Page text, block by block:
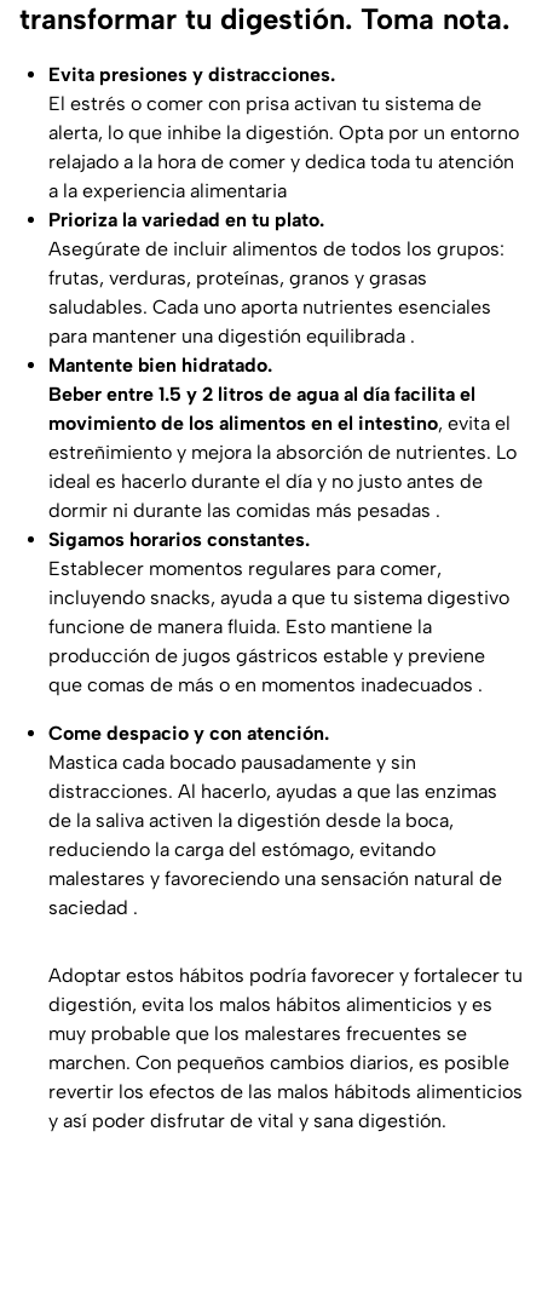
transformar tu digestión. Toma nota.
Evita presiones y distracciones.
El estrés o comer con prisa activan tu sistema de
alerta, lo que inhibe la digestión. Opta por un entorno
relajado a la hora de comer y dedica toda tu atención
a la experiencia alimentaria
Prioriza la variedad en tu plato.
Asegúrate de incluir alimentos de todos los grupos:
frutas, verduras, proteínas, granos y grasas
saludables. Cada uno aporta nutrientes esenciales
para mantener una digestión equilibrada .
Mantente bien hidratado.
Beber entre 1.5 y 2 litros de agua al día facilita el
movimiento de los alimentos en el intestino, evita el
estreñimiento y mejora la absorción de nutrientes. Lo
ideal es hacerlo durante el día y no justo antes de
dormir ni durante las comidas más pesadas .
Sigamos horarios constantes.
Establecer momentos regulares para comer,
incluyendo snacks, ayuda a que tu sistema digestivo
funcione de manera fluida. Esto mantiene la
producción de jugos gástricos estable y previene
que comas de más o en momentos inadecuados .
Come despacio y con atención.
Mastica cada bocado pausadamente y sin
distracciones. Al hacerlo, ayudas a que las enzimas
de la saliva activen la digestión desde la boca,
reduciendo la carga del estómago, evitando
malestares y favoreciendo una sensación natural de
saciedad .
Adoptar estos hábitos podría favorecer y fortalecer tu
digestión, evita los malos hábitos alimenticios y es
muy probable que los malestares frecuentes se
marchen. Con pequeños cambios diarios, es posible
revertir los efectos de las malos hábitods alimenticios
y así poder disfrutar de vital y sana digestión.